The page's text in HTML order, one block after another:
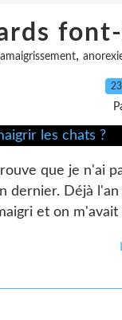
amaigrissement,
que je n'ai
dernier. Déjà
et on